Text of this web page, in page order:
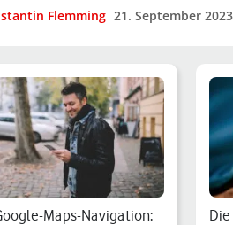
Flemming 21. September 2023
Maps-Navigation: